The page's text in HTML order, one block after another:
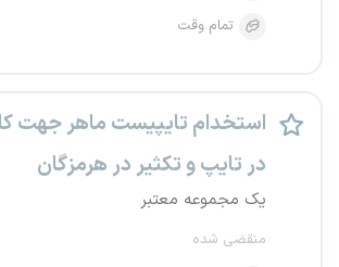
تمام وقت
استخدام تایپیست ماهر جهت
در تایپ و تکثیر در هرمزگان
یک مجموعه معتبر
منقضی شده